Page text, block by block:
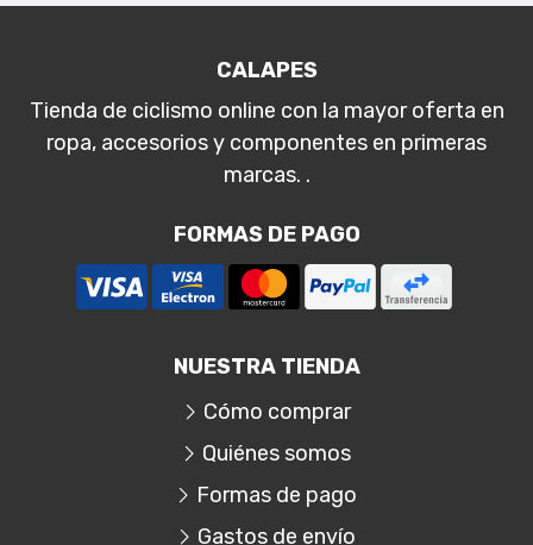
CALAPES
Tienda de ciclismo online con la mayor oferta en
ropa, accesorios y componentes en primeras
marcas. .
FORMAS DE PAGO
NUESTRA TIENDA
Cómo comprar
Quiénes somos
Formas de pago
Gastos de envío